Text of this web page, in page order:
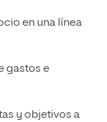
en una línea
gastos e
y objetivos a